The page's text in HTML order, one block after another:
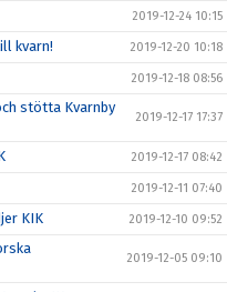
2019-12-24 10:15
kvarn! 2019-12-20 10:18
2019-12-18 08:56
stötta Kvarnby
2019-12-17 17:37
2019-12-17 08:42
2019-12-11 07:40
KIK 2019-12-10 09:52
2019-12-05 09:10